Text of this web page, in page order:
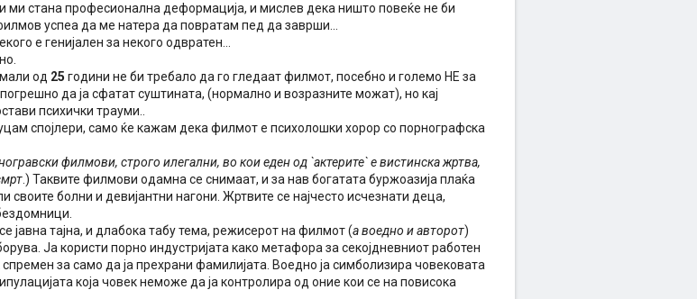
стана професионална деформација, и мислев дека ништо повеќе не би
успеа да ме натера да повратам пед да заврши...
е генијален за некого одвратен...
од 25 години не би требало да го гледаат филмот, посебно и големо НЕ за
да ја сфатат суштината, (нормално и возразните можат), но кај
психички трауми..
спојлери, само ќе кажам дека филмот е психолошки хорор со порнографска
филмови, строго илегални, во кои еден од `актерите` е вистинска жртва,
.) Таквите филмови одамна се снимаат, и за нав богатата буржоазија плаќа
своите болни и девијантни нагони. Жртвите се најчесто исчезнати деца,
јавна тајна, и длабока табу тема, режисерот на филмот (а воедно и авторот)
Ја користи порно индустријата како метафора за секојдневниот работен
за само да ја прехрани фамилијата. Воедно ја симболизира човековата
која човек неможе да ја контролира од оние кои се на повисока